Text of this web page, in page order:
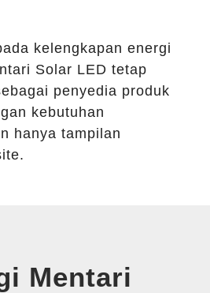
kelengkapan energi
Solar LED tetap
penyedia produk
kebutuhan
hanya tampilan
Mentari